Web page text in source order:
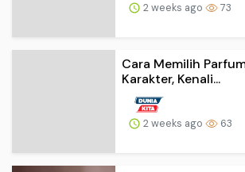
2 weeks ago 73
Cara Memilih
Karakter, Kenali...
2 weeks ago 63